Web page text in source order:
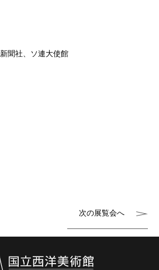
聞社、ソ連大使館
次の展覧会へ